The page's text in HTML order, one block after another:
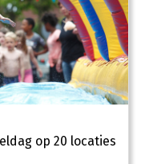
op 20 locaties